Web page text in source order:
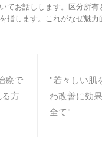
てお話しします。区分所
指します。これがなぜ魅
療で
方
"若々しい肌
わ改善に効
全て"